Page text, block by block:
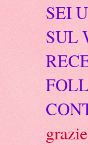
SEI
SUL